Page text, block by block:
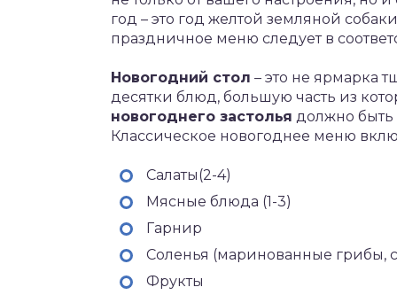
год – это год желтой земляной
праздничное меню следует в
Новогодний стол – это не ярмарка
десятки блюд, большую часть из
новогоднего застолья должно
Классическое новогоднее меню
Салаты(2-4)
Мясные блюда (1-3)
Гарнир
Соленья (маринованные грибы,
Фрукты